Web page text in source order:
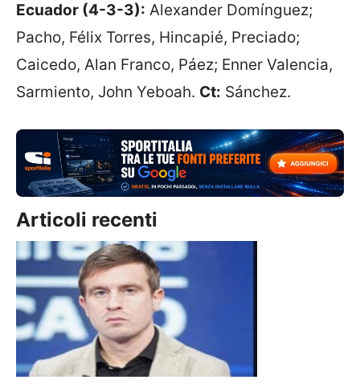
Ecuador (4-3-3): Alexander Domínguez;
Pacho, Félix Torres, Hincapié, Preciado;
Caicedo, Alan Franco, Páez; Enner Valencia,
Sarmiento, John Yeboah. Ct: Sánchez.
Articoli recenti